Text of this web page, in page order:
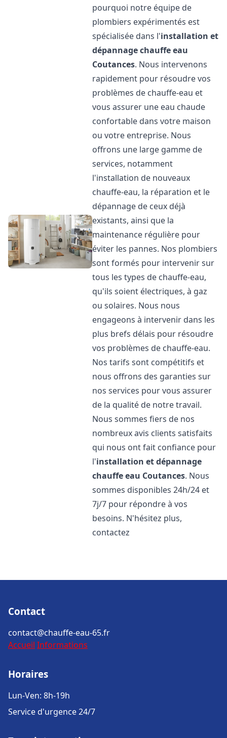
pourquoi notre équipe de
plombiers expérimentés est
spécialisée dans l'installation et
dépannage chauffe eau
Coutances. Nous intervenons
rapidement pour résoudre vos
problèmes de chauffe-eau et
vous assurer une eau chaude
confortable dans votre maison
ou votre entreprise. Nous
offrons une large gamme de
services, notamment
l'installation de nouveaux
chauffe-eau, la réparation et le
dépannage de ceux déjà
existants, ainsi que la
maintenance régulière pour
éviter les pannes. Nos plombiers
sont formés pour intervenir sur
tous les types de chauffe-eau,
qu'ils soient électriques, à gaz
ou solaires. Nous nous
engageons à intervenir dans les
plus brefs délais pour résoudre
vos problèmes de chauffe-eau.
Nos tarifs sont compétitifs et
nous offrons des garanties sur
nos services pour vous assurer
de la qualité de notre travail.
Nous sommes fiers de nos
nombreux avis clients satisfaits
qui nous ont fait confiance pour
l'installation et dépannage
chauffe eau Coutances. Nous
sommes disponibles 24h/24 et
7j/7 pour répondre à vos
besoins. N'hésitez plus,
contactez
Contact
contact@chauffe-eau-65.fr
Accueil Informations
Horaires
Lun-Ven: 8h-19h
Service d'urgence 24/7